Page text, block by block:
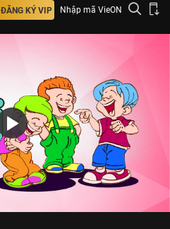
ĐĂNG KÝ VIP Nhập mã VieON